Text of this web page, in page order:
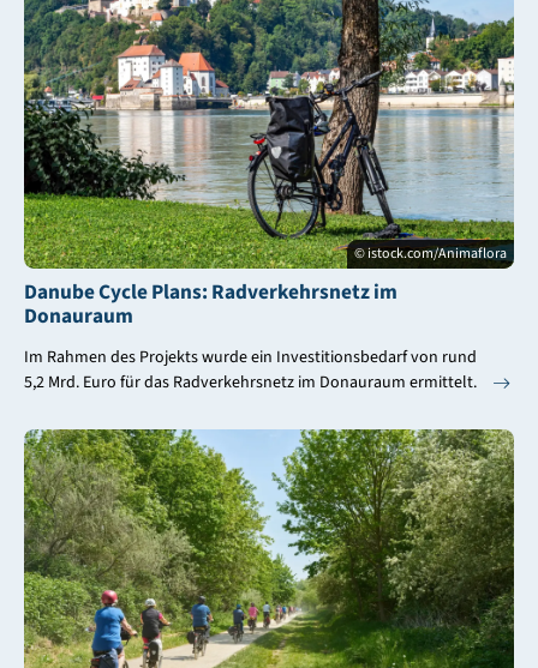
© istock.com/Animaflora
Danube Cycle Plans: Radverkehrsnetz im
Donauraum
Im Rahmen des Projekts wurde ein Investitionsbedarf von rund
5,2 Mrd. Euro für das Radverkehrsnetz im Donauraum ermittelt.